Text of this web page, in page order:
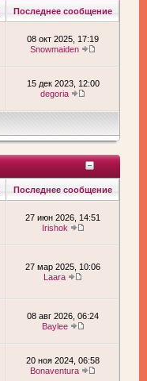
Последнее сообщение
08 окт 2025, 17:19
Snowmaiden
15 дек 2023, 12:00
degoria
Последнее сообщение
27 июн 2026, 14:51
Irishok
27 мар 2025, 10:06
Laara
08 авг 2026, 06:24
Baylee
20 ноя 2024, 06:58
Bonaventura